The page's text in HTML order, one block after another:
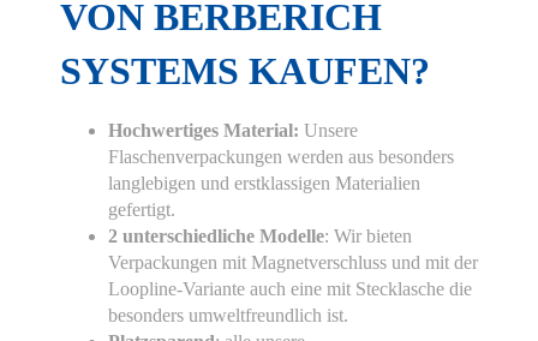
VON BERBERICH
SYSTEMS KAUFEN?
Hochwertiges Material: Unsere
Flaschenverpackungen werden aus besonders
langlebigen und erstklassigen Materialien
gefertigt.
2 unterschiedliche Modelle: Wir bieten
Verpackungen mit Magnetverschluss und mit der
Loopline-Variante auch eine mit Stecklasche die
besonders umweltfreundlich ist.